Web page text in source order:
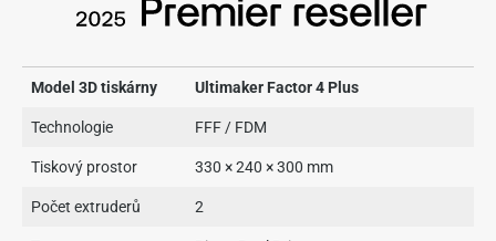
Model 3D tiskárny Ultimaker Factor 4 Plus
Technologie FFF / FDM
Tiskový prostor 330 × 240 × 300 mm
Počet extruderů 2